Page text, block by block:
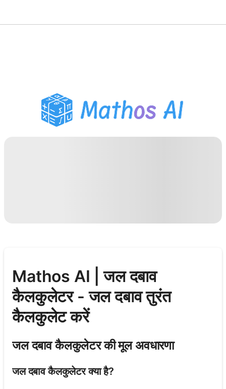
PDF होमवर्क सहायक
अध्ययन उपकरण
Mathos AI | जल दबाव
कैलकुलेटर - जल दबाव तुरंत
कैलकुलेट करें
जल दबाव कैलकुलेटर की मूल अवधारणा
जल दबाव कैलकुलेटर क्या है?